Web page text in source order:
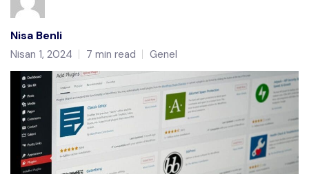
Nisa Benli
Nisan 1, 2024 7 min read Genel